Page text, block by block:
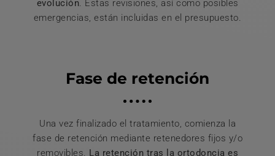
evolución. Estas revisiones, así como posibles
emergencias, están incluidas en el presupuesto.
Fase de retención
Una vez finalizado el tratamiento, comienza la
fase de retención mediante retenedores fijos y/o
removibles. La retención tras la ortodoncia es